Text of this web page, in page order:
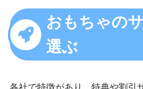
おもちゃの
選ぶ